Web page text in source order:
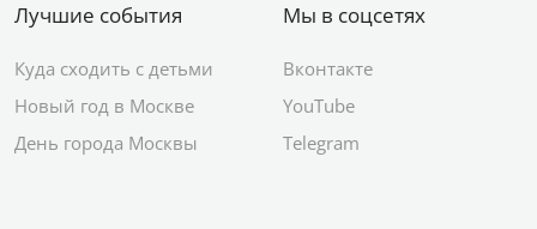
Лучшие события
Куда сходить с детьми
Новый год в Москве
День города Москвы
Мы в соцсетях
Вконтакте
YouTube
Telegram